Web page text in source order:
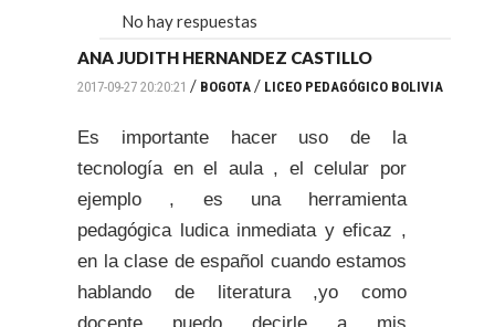
No hay respuestas
ANA JUDITH HERNANDEZ CASTILLO
2017-09-27 20:20:21 / BOGOTA / LICEO PEDAGÓGICO BOLIVIA
Es importante hacer uso de la
tecnología en el aula , el celular por
ejemplo , es una herramienta
pedagógica ludica inmediata y eficaz ,
en la clase de español cuando estamos
hablando de literatura ,yo como